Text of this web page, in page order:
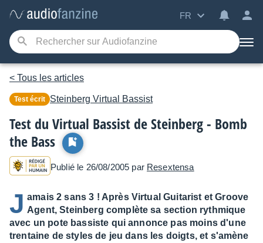
FR
< Tous les articles
Test écrit Steinberg Virtual Bassist
Test du Virtual Bassist de Steinberg - Bomb
the Bass
Publié le 26/08/2005 par Resextensa
J amais 2 sans 3 ! Après Virtual Guitarist et Groove
Agent, Steinberg complète sa section rythmique
avec un pote bassiste qui annonce pas moins d'une
trentaine de styles de jeu dans les doigts, et s'amène